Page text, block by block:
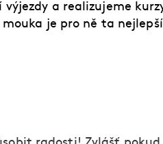
a realizujeme
je pro ně ta